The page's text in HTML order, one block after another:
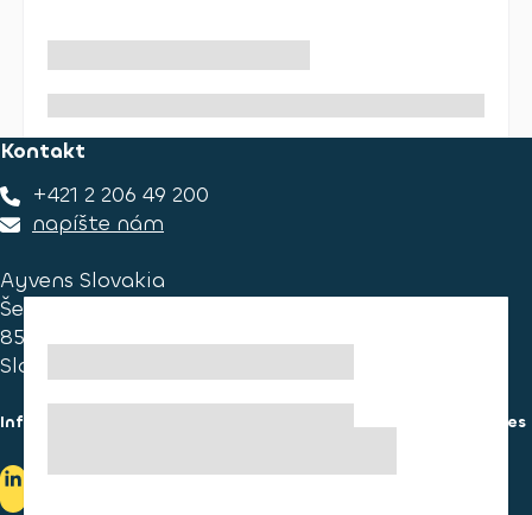
Kontakt
+421 2 206 49 200
napíšte nám
Ayvens Slovakia
Ševčenkova 34
851 01 Bratislava
Slovakia
Informácie pre spotrebiteľa Informácie o používaní cookies